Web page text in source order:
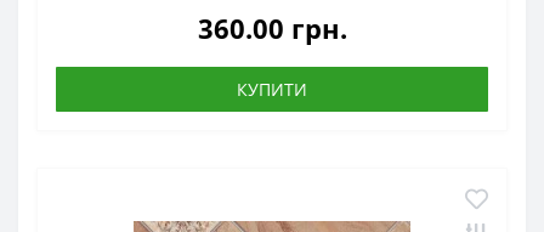
360.00 грн.
КУПИТИ